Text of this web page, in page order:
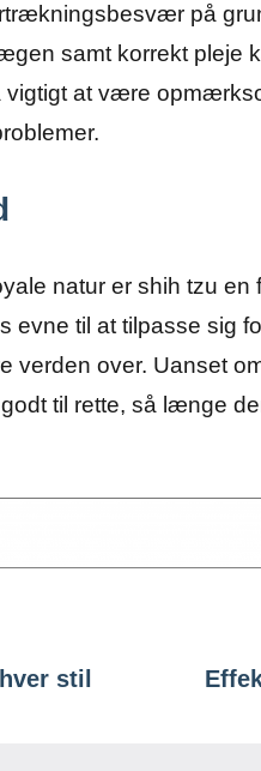
på
samt korrekt pleje
vigtigt at være
natur er shih tzu en
evne til at tilpasse sig
verden over. Uanset
til rette, så længe
stil